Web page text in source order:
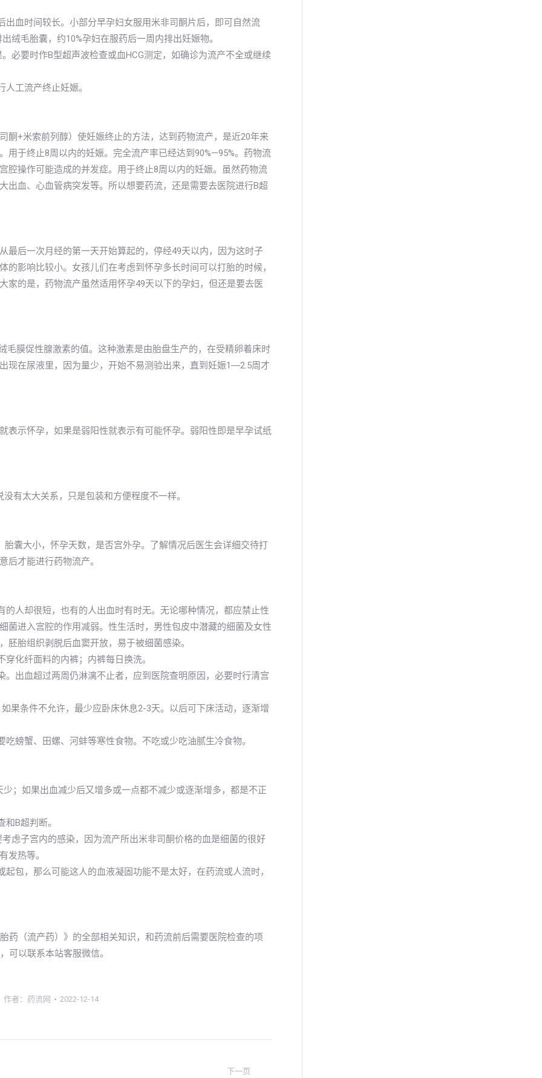
血时间较长。小部分早孕妇女服用米非司酮片后，即可自然流
绒毛胎囊，约10%孕妇在服药后一周内排出妊娠物。
必要时作B型超声波检查或血HCG测定，如确诊为流产不全或继续
工流产终止妊娠。
酮+米索前列醇）使妊娠终止的方法，达到药物流产，是近20年来
用于终止8周以内的妊娠。完全流产率已经达到90%—95%。药物流
腔操作可能造成的并发症。用于终止8周以内的妊娠。虽然药物流
出血、心血管病突发等。所以想要药流，还是需要去医院进行B超
最后一次月经的第一天开始算起的，停经49天以内，因为这时子
影响比较小。女孩儿们在考虑到怀孕多长时间可以打胎的时候，
家的是，药物流产虽然适用怀孕49天以下的孕妇，但还是要去医
毛膜促性腺激素的值。这种激素是由胎盘生产的，在受精卵着床时
现在尿液里，因为量少，开始不易测验出来，直到妊娠1―2.5周才
表示怀孕，如果是弱阳性就表示有可能怀孕。弱阳性即是早孕试纸
有太大关系，只是包装和方便程度不一样。
囊大小，怀孕天数，是否宫外孕。了解情况后医生会详细交待打
后才能进行药物流产。
人却很短，也有的人出血时有时无。无论哪种情况，都应禁止性
菌进入宫腔的作用减弱。性生活时，男性包皮中潜藏的细菌及女性
胎组织剥脱后血窦开放，易于被细菌感染。
化纤面料的内裤；内裤每日换洗。
出血超过两周仍淋漓不止者，应到医院查明原因，必要时行清宫
果条件不允许，最少应卧床休息2-3天。以后可下床活动，逐渐增
螃蟹、田螺、河蚌等寒性食物。不吃或少吃油腻生冷食物。
；如果出血减少后又增多或一点都不减少或逐渐增多，都是不正
B超判断。
虑子宫内的感染，因为流产所出米非司酮价格的血是细菌的很好
发热等。
包，那么可能这人的血液凝固功能不是太好，在药流或人流时，
药（流产药）》的全部相关知识，和药流前后需要医院检查的项
可以联系本站客服微信。
作者： 药流网 2022-12-14
下一页